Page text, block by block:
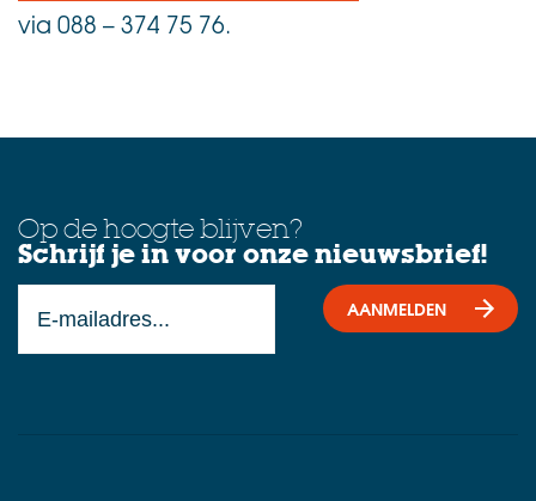
via 088 – 374 75 76.
Op de hoogte blijven?
Schrijf je in voor onze nieuwsbrief!
AANMELDEN